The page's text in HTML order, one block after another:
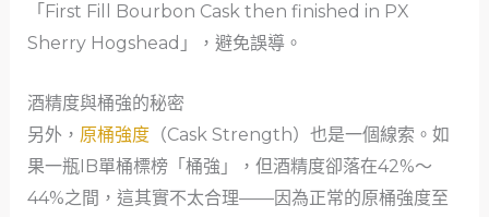
「First Fill Bourbon Cask then finished in PX
Sherry Hogshead」，避免誤導。
酒精度與桶強的秘密
另外， 原桶強度（Cask Strength）也是一個線索。如
果一瓶IB單桶標榜「桶強」，但酒精度卻落在42%～
44%之間，這其實不太合理——因為正常的原桶強度至